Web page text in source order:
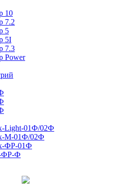
10
7.2
5
5I
7.3
Power
Light-01Ф/02Ф
М-01Ф/02Ф
ФР-01Ф
ФР-Ф